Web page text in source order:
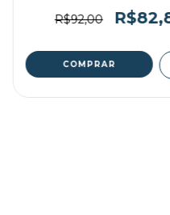
R$92,00
COMPRAR